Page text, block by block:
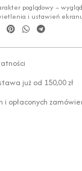
poglądowy –
i ustawień
już od 150,00 zł
i opłaconych